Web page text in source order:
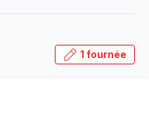
1 fournée